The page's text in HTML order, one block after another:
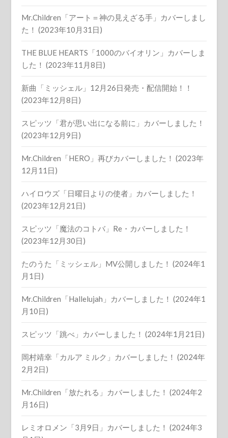
Mr.Children「アート＝神の見えざる手」カバーしまし
た！ (2023年10月31日)
THE BLUE HEARTS「1000のバイオリン」カバーしま
した！ (2023年11月8日)
新曲「ミッシェル」12月26日発売・配信開始！！
(2023年12月8日)
スピッツ「君が思い出になる前に」カバーしました！
(2023年12月9日)
Mr.Children「HERO」再びカバーしました！ (2023年
12月11日)
ハイロウズ「日曜日よりの使者」カバーしました！
(2023年12月21日)
スピッツ「魔法のコトバ」Re・カバーしました！
(2023年12月30日)
たのうた「ミッシェル」MV公開しました！ (2024年1
月1日)
Mr.Children「Hallelujah」カバーしました！ (2024年1
月10日)
スピッツ「跳べ」カバーしました！ (2024年1月21日)
岡村靖幸「カルア ミルク」カバーしました！ (2024年
2月2日)
Mr.Children「放たれる」カバーしました！ (2024年2
月16日)
レミオロメン「3月9日」カバーしました！ (2024年3